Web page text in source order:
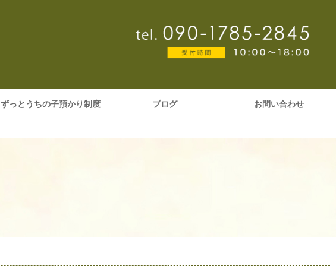
ずっとうちの子預かり制度 ブログ お問い合わせ